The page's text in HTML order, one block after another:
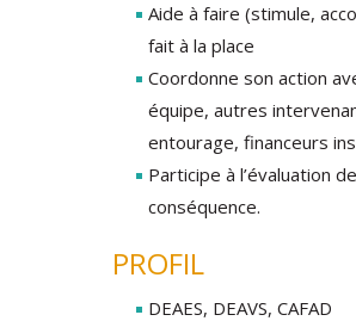
Aide à faire (stimule,
fait à la place
Coordonne son action
équipe, autres
entourage, financeurs
Participe à l’évaluation
conséquence.
PROFIL
DEAES, DEAVS, CAFAD